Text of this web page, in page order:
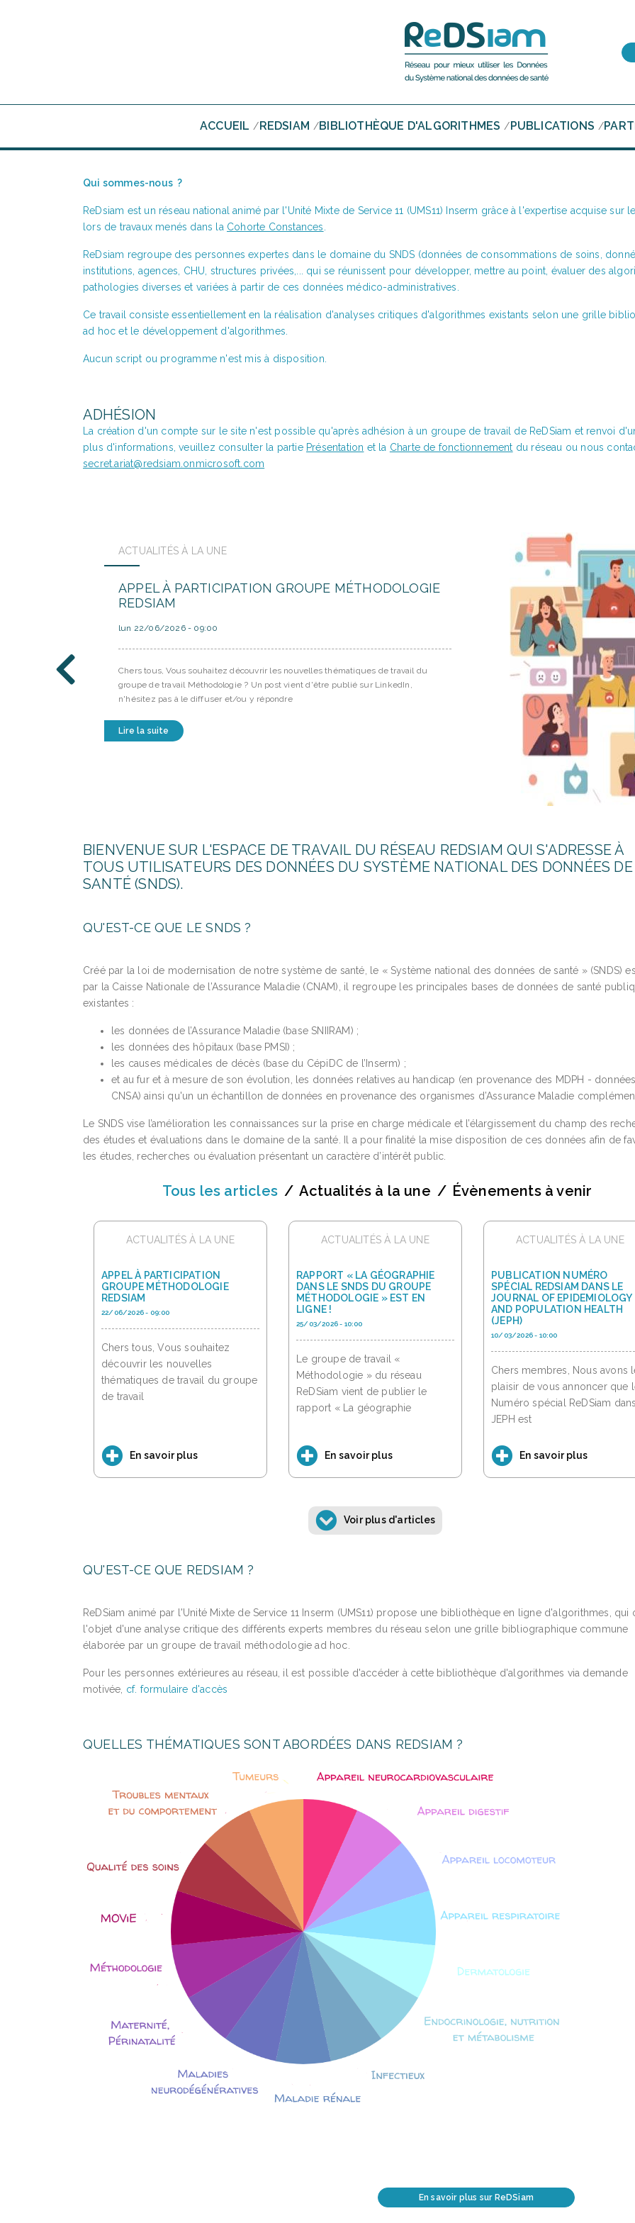
ACCUEIL /REDSIAM /BIBLIOTHÈQUE D'ALGORITHMES /PUBLICATIONS /
Qui sommes-nous ?
ReDsiam est un réseau national animé par l'Unité Mixte de Service 11 (UMS11) Inserm grâce à l'expertise acquise sur
lors de travaux menés dans la Cohorte Constances
ReDsiam regroupe des personnes expertes dans le domaine du SNDS (données de consommations de soins,
institutions, agences, CHU, structures privées,... qui se réunissent pour développer, mettre au point, évaluer des
pathologies diverses et variées à partir de ces données médico-administratives.
Ce travail consiste essentiellement en la réalisation d'analyses critiques d'algorithmes existants selon une grille
ad hoc et le développement d'algorithmes.
Aucun script ou programme n'est mis à disposition.
ADHÉSION
La création d'un compte sur le site n'est possible qu'après adhésion à un groupe de travail de ReDSiam et renvoi
plus d'informations, veuillez consulter la partie Présentation et la Charte de fonctionnement du réseau ou nous
secret.ariat@redsiam.onmicrosoft.com
ACTUALITÉS À LA UNE
RAPPORT « LA GÉOGRAPHIE DANS
GROUPE MÉTHODOLOGIE » EST
Le groupe de travail « Méthodologie » du réseau
rapport « La géographie dans le SNDS ». Il a été réalisé
Céline Leroy (ARS Normandie) et Nadège
BIENVENUE SUR L'ESPACE DE TRAVAIL DU RÉSEAU REDSIAM QUI S'ADRESSE À
TOUS UTILISATEURS DES DONNÉES DU SYSTÈME NATIONAL DES DONNÉES DE
SANTÉ (SNDS).
QU'EST-CE QUE LE SNDS ?
Créé par la loi de modernisation de notre système de santé, le « Système national des données de santé » (SNDS)
par la Caisse Nationale de l’Assurance Maladie (CNAM), il regroupe les principales bases de données de santé
existantes :
les données de l’Assurance Maladie (base SNIIRAM) ;
les données des hôpitaux (base PMSI) ;
les causes médicales de décès (base du CépiDC de l’Inserm) ;
et au fur et à mesure de son évolution, les données relatives au handicap (en provenance des MDPH -
CNSA) ainsi qu'un un échantillon de données en provenance des organismes d’Assurance Maladie
Le SNDS vise l’amélioration les connaissances sur la prise en charge médicale et l’élargissement du champ des
des études et évaluations dans le domaine de la santé. Il a pour finalité la mise disposition de ces données afin de
les études, recherches ou évaluation présentant un caractère d’intérêt public.
Tous les articles Actualités à la une Évènements à venir
ACTUALITÉS À LA UNE
APPEL À PARTICIPATION
GROUPE MÉTHODOLOGIE
REDSIAM
22/06/2026 - 09:00
Chers tous, Vous souhaitez
découvrir les nouvelles
thématiques de travail du groupe
de travail
En savoir plus
ACTUALITÉS À LA UNE
RAPPORT « LA GÉOGRAPHIE
DANS LE SNDS DU GROUPE
MÉTHODOLOGIE » EST EN
LIGNE !
25/03/2026 - 10:00
Le groupe de travail «
Méthodologie » du réseau
ReDSiam vient de publier le
rapport « La géographie
En savoir plus
ACTUALITÉS À LA UNE
PUBLICATION NUMÉRO
SPÉCIAL REDSIAM DANS LE
JOURNAL OF EPIDEMIOLOGY
AND POPULATION HEALTH
(JEPH)
10/03/2026 - 10:00
Chers membres, Nous avons
plaisir de vous annoncer que
Numéro spécial ReDSiam
JEPH est
En savoir plus
Voir plus d'articles
QU'EST-CE QUE REDSIAM ?
ReDSiam animé par l'Unité Mixte de Service 11 Inserm (UMS11) propose une bibliothèque en ligne d'algorithmes, qui
l'objet d'une analyse critique des différents experts membres du réseau selon une grille bibliographique commune
élaborée par un groupe de travail méthodologie ad hoc.
Pour les personnes extérieures au réseau, il est possible d'accéder à cette bibliothèque d'algorithmes via demande
motivée, cf. formulaire d'accès
QUELLES THÉMATIQUES SONT ABORDÉES DANS REDSIAM ?
En savoir plus sur ReDSiam